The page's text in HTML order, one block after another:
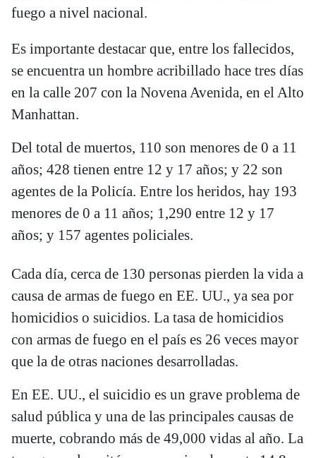
fuego a nivel nacional.
Es importante destacar que, entre los fallecidos,
se encuentra un hombre acribillado hace tres días
en la calle 207 con la Novena Avenida, en el Alto
Manhattan.
Del total de muertos, 110 son menores de 0 a 11
años; 428 tienen entre 12 y 17 años; y 22 son
agentes de la Policía. Entre los heridos, hay 193
menores de 0 a 11 años; 1,290 entre 12 y 17
años; y 157 agentes policiales.
Cada día, cerca de 130 personas pierden la vida a
causa de armas de fuego en EE. UU., ya sea por
homicidios o suicidios. La tasa de homicidios
con armas de fuego en el país es 26 veces mayor
que la de otras naciones desarrolladas.
En EE. UU., el suicidio es un grave problema de
salud pública y una de las principales causas de
muerte, cobrando más de 49,000 vidas al año. La